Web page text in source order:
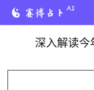
深入解读今